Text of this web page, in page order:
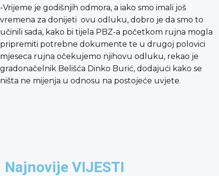
-Vrijeme je godišnjih odmora, a iako smo imali još
vremena za donijeti ovu odluku, dobro je da smo to
učinili sada, kako bi tijela PBZ-a početkom rujna mogla
pripremiti potrebne dokumente te u drugoj polovici
mjeseca rujna očekujemo njihovu odluku, rekao je
gradonačelnik Belišća Dinko Burić, dodajući kako se
ništa ne mijenja u odnosu na postojeće uvjete.
Najnovije VIJESTI